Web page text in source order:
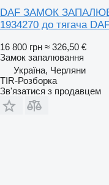
DAF ЗАМОК
1934270 до тягача
16 800 грн ≈ 326,50 €
Замок запалювання
Україна, Черляни
TIR-Розборка
Зв'язатися з продавцем